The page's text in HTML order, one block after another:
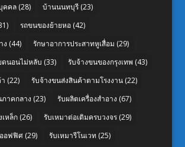
คคล(28) บ้านนนทบุรี(23)
รถขนของย้ายหอ(42)
ง (44) รักษาอาการประสาทหูเสื่อม (29)
ดนอนไม่หลับ (33) รับจ้างขนของกรุงเทพ (43)
(22) รับจ้างขนส่งสินค้าตามโรงงาน(22)
าคกลาง (23) รับผลิตเครื่องสำอาง (67)
เหล็ก(26) รับเหมาต่อเติมครบวงจร(29)
อฟฟิศ(29) รับเหมารีโนเวท (25)